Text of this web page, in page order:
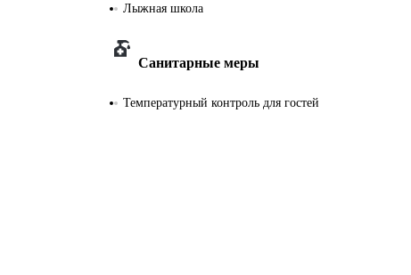
Лыжная школа
Санитарные меры
Температурный контроль для гостей